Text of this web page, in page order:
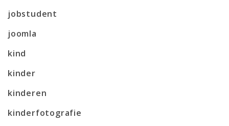
jobstudent
joomla
kind
kinder
kinderen
kinderfotografie